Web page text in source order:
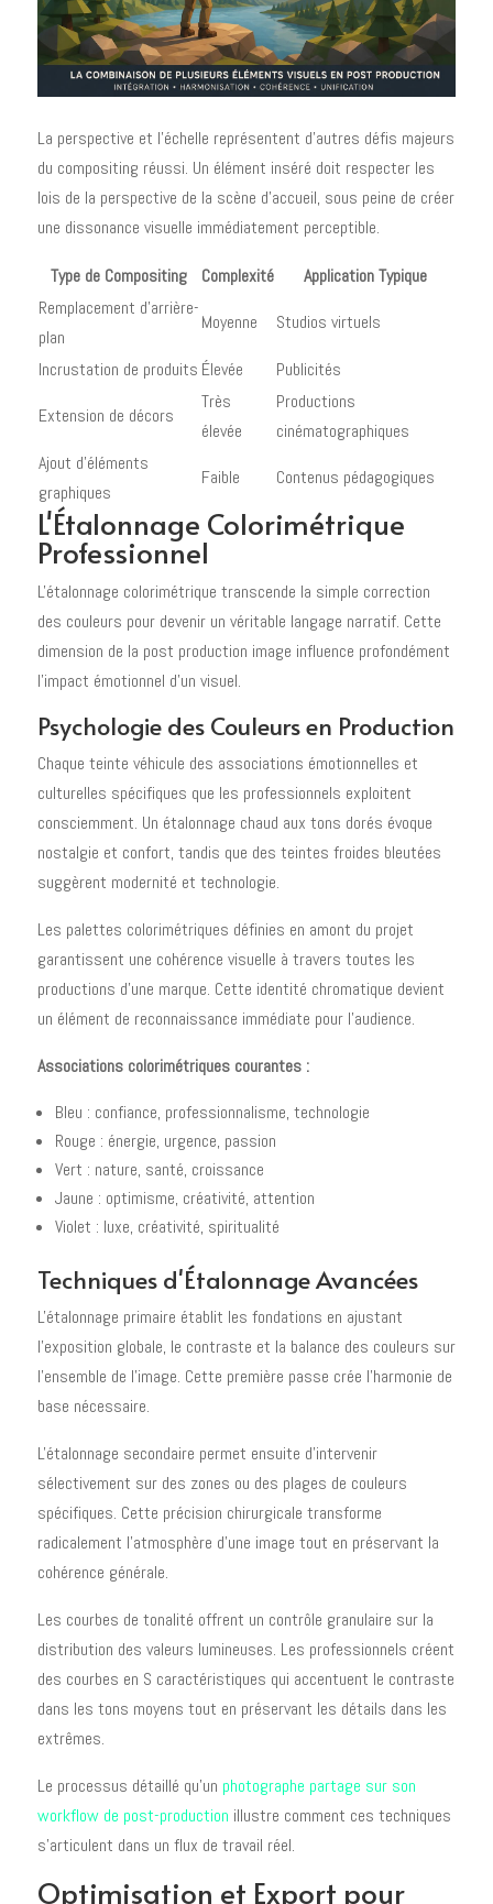
La perspective et l'échelle représentent d'autres défis majeurs
du compositing réussi. Un élément inséré doit respecter les
lois de la perspective de la scène d'accueil, sous peine de créer
une dissonance visuelle immédiatement perceptible.
Type de Compositing Complexité
Application Typique
Remplacement d'arrière-
plan
Moyenne Studios virtuels
Incrustation de produits Élevée
Publicités
Extension de décors
Très
élevée
Productions
cinématographiques
Ajout d'éléments
graphiques
Faible Contenus pédagogiques
L'Étalonnage Colorimétrique
Professionnel
L'étalonnage colorimétrique transcende la simple correction
des couleurs pour devenir un véritable langage narratif. Cette
dimension de la post production image influence profondément
l'impact émotionnel d'un visuel.
Psychologie des Couleurs en Production
Chaque teinte véhicule des associations émotionnelles et
culturelles spécifiques que les professionnels exploitent
consciemment. Un étalonnage chaud aux tons dorés évoque
nostalgie et confort, tandis que des teintes froides bleutées
suggèrent modernité et technologie.
Les palettes colorimétriques définies en amont du projet
garantissent une cohérence visuelle à travers toutes les
productions d'une marque. Cette identité chromatique devient
un élément de reconnaissance immédiate pour l'audience.
Associations colorimétriques courantes :
Bleu : confiance, professionnalisme, technologie
Rouge : énergie, urgence, passion
Vert : nature, santé, croissance
Jaune : optimisme, créativité, attention
Violet : luxe, créativité, spiritualité
Techniques d'Étalonnage Avancées
L'étalonnage primaire établit les fondations en ajustant
l'exposition globale, le contraste et la balance des couleurs sur
l'ensemble de l'image. Cette première passe crée l'harmonie de
base nécessaire.
L'étalonnage secondaire permet ensuite d'intervenir
sélectivement sur des zones ou des plages de couleurs
spécifiques. Cette précision chirurgicale transforme
radicalement l'atmosphère d'une image tout en préservant la
cohérence générale.
Les courbes de tonalité offrent un contrôle granulaire sur la
distribution des valeurs lumineuses. Les professionnels créent
des courbes en S caractéristiques qui accentuent le contraste
dans les tons moyens tout en préservant les détails dans les
extrêmes.
Le processus détaillé qu'un photographe partage sur son
workflow de post-production illustre comment ces techniques
s'articulent dans un flux de travail réel.
Optimisation et Export pour